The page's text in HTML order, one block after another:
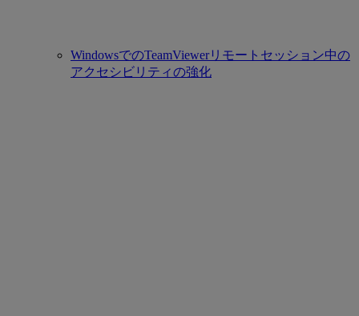
WindowsでのTeamViewerリモートセッション中の
アクセシビリティの強化